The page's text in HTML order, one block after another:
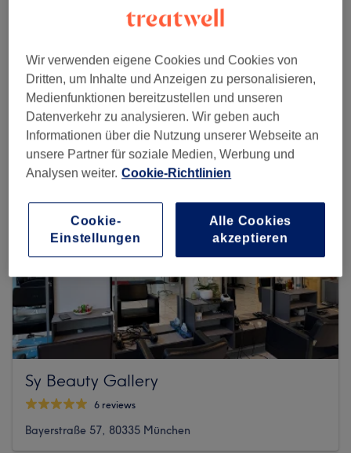
Auf Treatwell finden
Mehr Salons anzeigen
Sy Beauty Gallery
6 reviews
Bayerstraße 57, 80335 München
Wir verwenden eigene Cookies und Cookies von
Dritten, um Inhalte und Anzeigen zu personalisieren,
Medienfunktionen bereitzustellen und unseren
Datenverkehr zu analysieren. Wir geben auch
Informationen über die Nutzung unserer Webseite an
unsere Partner für soziale Medien, Werbung und
Analysen weiter. Cookie-Richtlinien
Cookie-
Einstellungen
Alle Cookies
akzeptieren